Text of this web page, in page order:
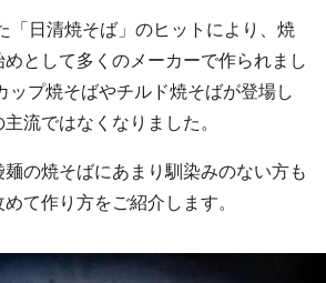
「日清焼そば」のヒットにより、焼
として多くのメーカーで作られまし
ップ焼そばやチルド焼そばが登場し
流ではなくなりました。
の焼そばにあまり馴染みのない方も
て作り方をご紹介します。